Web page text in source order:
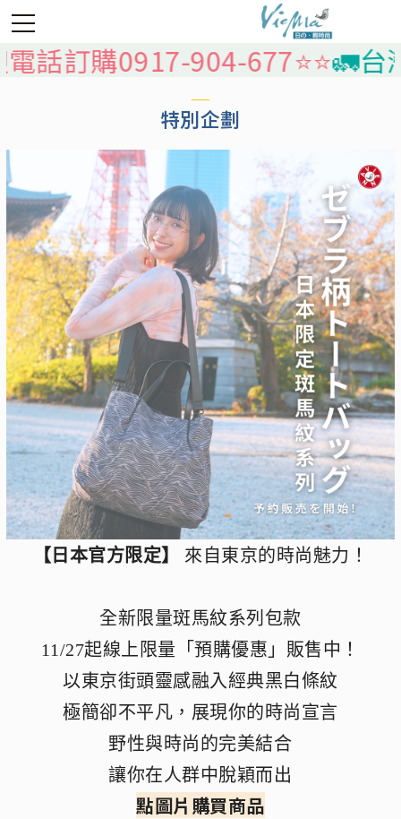
訂購0917-904-677⭐️⭐️🚛台灣
特別企劃
【日本官方限定】 來自東京的時尚魅力！
全新限量斑馬紋系列包款
11/27起線上限量「預購優惠」販售中！
以東京街頭靈感融入經典黑白條紋
極簡卻不平凡，展現你的時尚宣言
野性與時尚的完美結合
讓你在人群中脫穎而出
點圖片購買商品